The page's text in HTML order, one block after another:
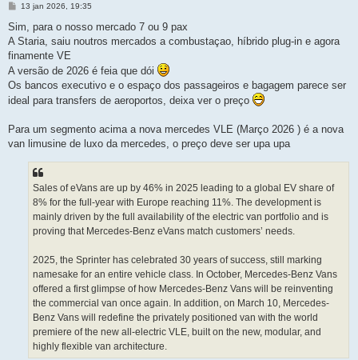
M
n
a
g
m
13 jan 2026, 19:35
Sim, para o nosso mercado 7 ou 9 pax
A Staria, saiu noutros mercados a combustaçao, híbrido plug-in e agora
finamente VE
A versão de 2026 é feia que dói
Os bancos executivo e o espaço dos passageiros e bagagem parece ser
ideal para transfers de aeroportos, deixa ver o preço
Para um segmento acima a nova mercedes VLE (Março 2026 ) é a nova
van limusine de luxo da mercedes, o preço deve ser upa upa
Sales of eVans are up by 46% in 2025 leading to a global EV share of
8% for the full-year with Europe reaching 11%. The development is
mainly driven by the full availability of the electric van portfolio and is
proving that Mercedes-Benz eVans match customers’ needs.
2025, the Sprinter has celebrated 30 years of success, still marking
namesake for an entire vehicle class. In October, Mercedes-Benz Vans
offered a first glimpse of how Mercedes‑Benz Vans will be reinventing
the commercial van once again. In addition, on March 10, Mercedes-
Benz Vans will redefine the privately positioned van with the world
premiere of the new all-electric VLE, built on the new, modular, and
highly flexible van architecture.